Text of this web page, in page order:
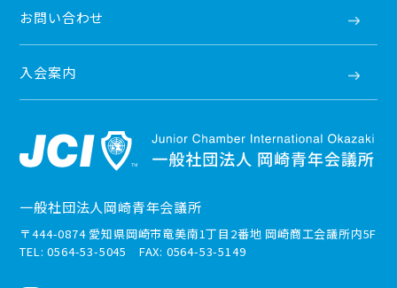
お問い合わせ
入会案内
一般社団法人岡崎青年会議所
〒444-0874 愛知県岡崎市竜美南1丁目2番地 岡崎商工会議所内5F
TEL: 0564-53-5045 FAX: 0564-53-5149